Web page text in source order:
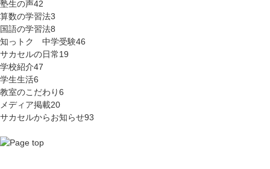
塾生の声42
算数の学習法3
国語の学習法8
知っトク 中学受験46
サカセルの日常19
学校紹介47
学生生活6
教室のこだわり6
メディア掲載20
サカセルからお知らせ93